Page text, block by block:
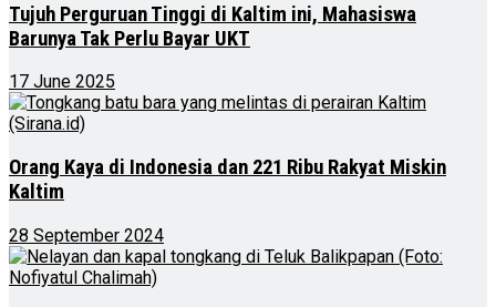
Tujuh Perguruan Tinggi di Kaltim ini, Mahasiswa
Barunya Tak Perlu Bayar UKT
17 June 2025
Orang Kaya di Indonesia dan 221 Ribu Rakyat Miskin
Kaltim
28 September 2024